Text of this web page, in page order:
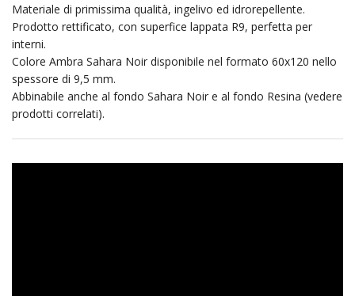
Materiale di primissima qualità, ingelivo ed idrorepellente.
Prodotto rettificato, con superfice lappata R9, perfetta per
interni.
Colore Ambra Sahara Noir disponibile nel formato 60x120 nello
spessore di 9,5 mm.
Abbinabile anche al fondo Sahara Noir e al fondo Resina (vedere
prodotti correlati).